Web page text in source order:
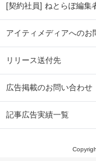
[契約社員] ねとらぼ編集
アイティメディアへのお
リリース送付先
広告掲載のお問い合わせ
記事広告実績一覧